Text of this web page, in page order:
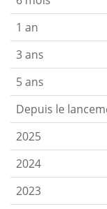
1 an
3 ans
5 ans
Depuis le
2025
2024
2023